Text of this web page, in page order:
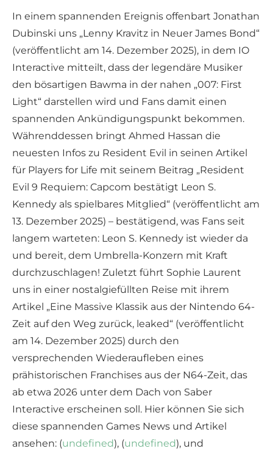
In einem spannenden Ereignis offenbart Jonathan
Dubinski uns „Lenny Kravitz in Neuer James Bond“
(veröffentlicht am 14. Dezember 2025), in dem IO
Interactive mitteilt, dass der legendäre Musiker
den bösartigen Bawma in der nahen „007: First
Light“ darstellen wird und Fans damit einen
spannenden Ankündigungspunkt bekommen.
Währenddessen bringt Ahmed Hassan die
neuesten Infos zu Resident Evil in seinen Artikel
für Players for Life mit seinem Beitrag „Resident
Evil 9 Requiem: Capcom bestätigt Leon S.
Kennedy als spielbares Mitglied“ (veröffentlicht am
13. Dezember 2025) – bestätigend, was Fans seit
langem warteten: Leon S. Kennedy ist wieder da
und bereit, dem Umbrella-Konzern mit Kraft
durchzuschlagen! Zuletzt führt Sophie Laurent
uns in einer nostalgiefüllten Reise mit ihrem
Artikel „Eine Massive Klassik aus der Nintendo 64-
Zeit auf den Weg zurück, leaked“ (veröffentlicht
am 14. Dezember 2025) durch den
versprechenden Wiederaufleben eines
prähistorischen Franchises aus der N64-Zeit, das
ab etwa 2026 unter dem Dach von Saber
Interactive erscheinen soll. Hier können Sie sich
diese spannenden Games News und Artikel
ansehen: (undefined), (undefined), und